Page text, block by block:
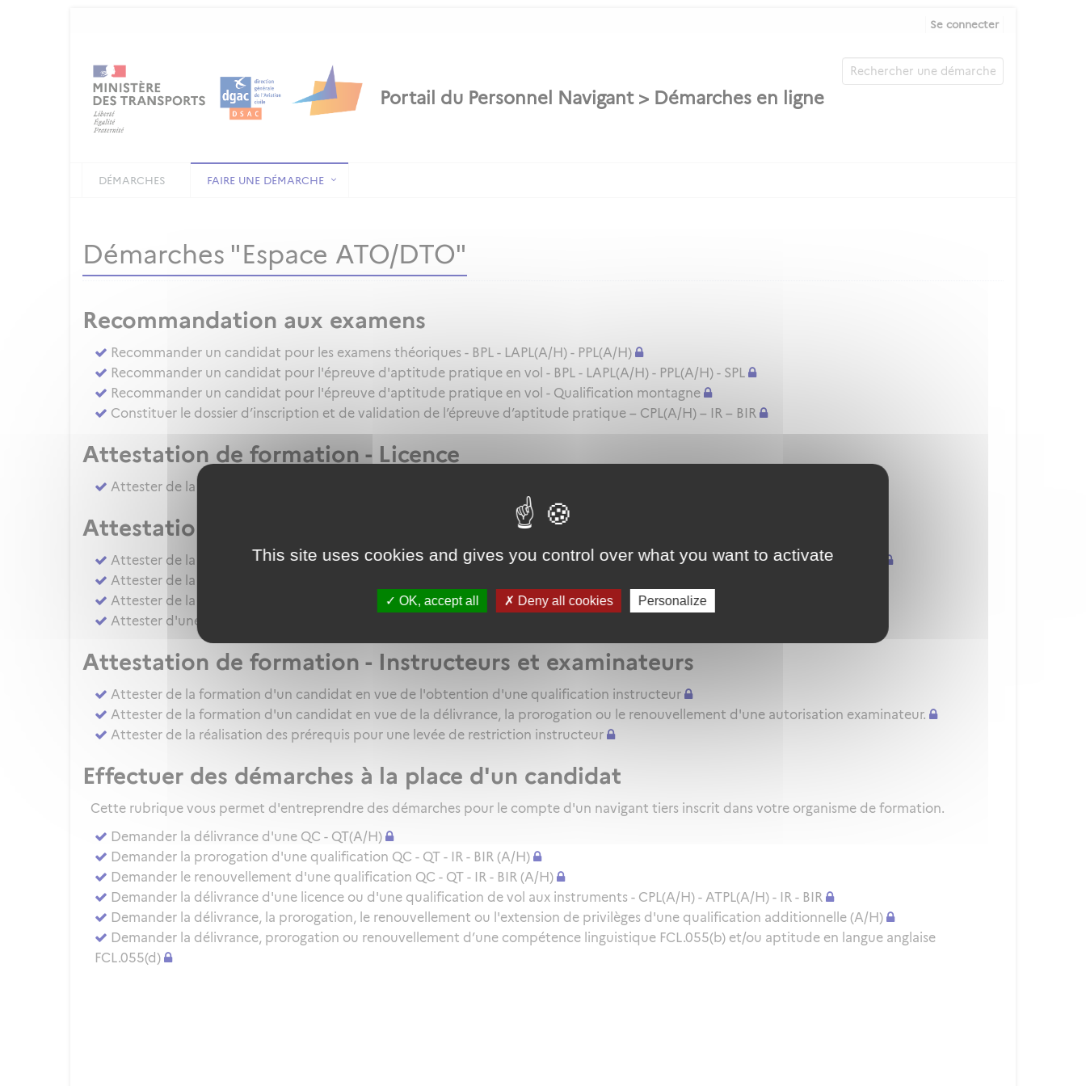
This site uses cookies and gives you control over what you want to activate
OK, accept all Deny all cookies Personalize
Se connecter
DÉMARCHES FAIRE UNE DÉMARCHE
Démarches "Espace ATO/DTO"
Recommandation aux examens
Recommander un candidat pour les examens théoriques - BPL - LAPL(A/H) - PPL(A/H)
Recommander un candidat pour l'épreuve d'aptitude pratique en vol - BPL - LAPL(A/H) - PPL(A/H) - SPL
Recommander un candidat pour l'épreuve d'aptitude pratique en vol - Qualification montagne
Constituer le dossier d’inscription et de validation de l’épreuve d’aptitude pratique – CPL(A/H) – IR – BIR
Attestation de formation - Licence
Attester de la formation pratique d'un candidat en vue de la délivrance d'une licence - BPL - LAPL(A/H) - PPL(A/H) - SPL
Attestation de formation - QC/QT/IR/Qualifications additionnelles
Attester de la formation pratique d'un candidat en vue de la délivrance d'une QC/QT ou du renouvellement d'une QC/QT/IR
Attester de la formation pratique d'un candidat en vue de la délivrance d'une qualification additionnelle
Attester de la formation ou de l'évaluation pour une extension de qualification IR - BIR
Attester d'une évaluation de niveau IRSE
Attestation de formation - Instructeurs et examinateurs
Attester de la formation d'un candidat en vue de l'obtention d'une qualification instructeur
Attester de la formation d'un candidat en vue de la délivrance, la prorogation ou le renouvellement d'une autorisation examinateur.
Attester de la réalisation des prérequis pour une levée de restriction instructeur
Effectuer des démarches à la place d'un candidat
Cette rubrique vous permet d'entreprendre des démarches pour le compte d'un navigant tiers inscrit dans votre organisme de formation.
Demander la délivrance d'une QC - QT(A/H)
Demander la prorogation d'une qualification QC - QT - IR - BIR (A/H)
Demander le renouvellement d'une qualification QC - QT - IR - BIR (A/H)
Demander la délivrance d'une licence ou d'une qualification de vol aux instruments - CPL(A/H) - ATPL(A/H) - IR - BIR
Demander la délivrance, la prorogation, le renouvellement ou l'extension de privilèges d'une qualification additionnelle (A/H)
Demander la délivrance, prorogation ou renouvellement d’une compétence linguistique FCL.055(b) et/ou aptitude en langue anglaise
FCL.055(d)